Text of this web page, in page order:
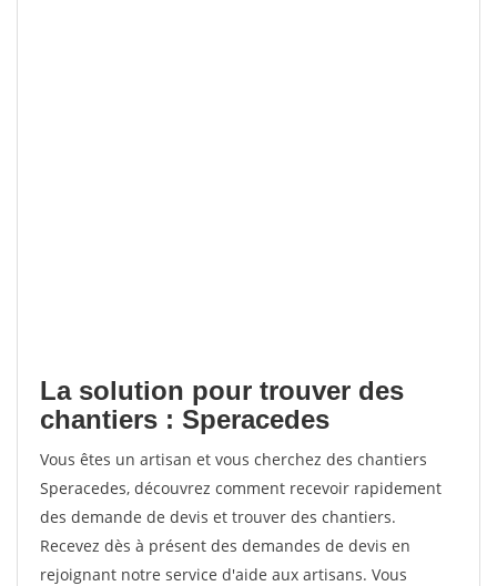
La solution pour trouver des
chantiers : Speracedes
Vous êtes un artisan et vous cherchez des chantiers
Speracedes, découvrez comment recevoir rapidement
des demande de devis et trouver des chantiers.
Recevez dès à présent des demandes de devis en
rejoignant notre service d'aide aux artisans. Vous